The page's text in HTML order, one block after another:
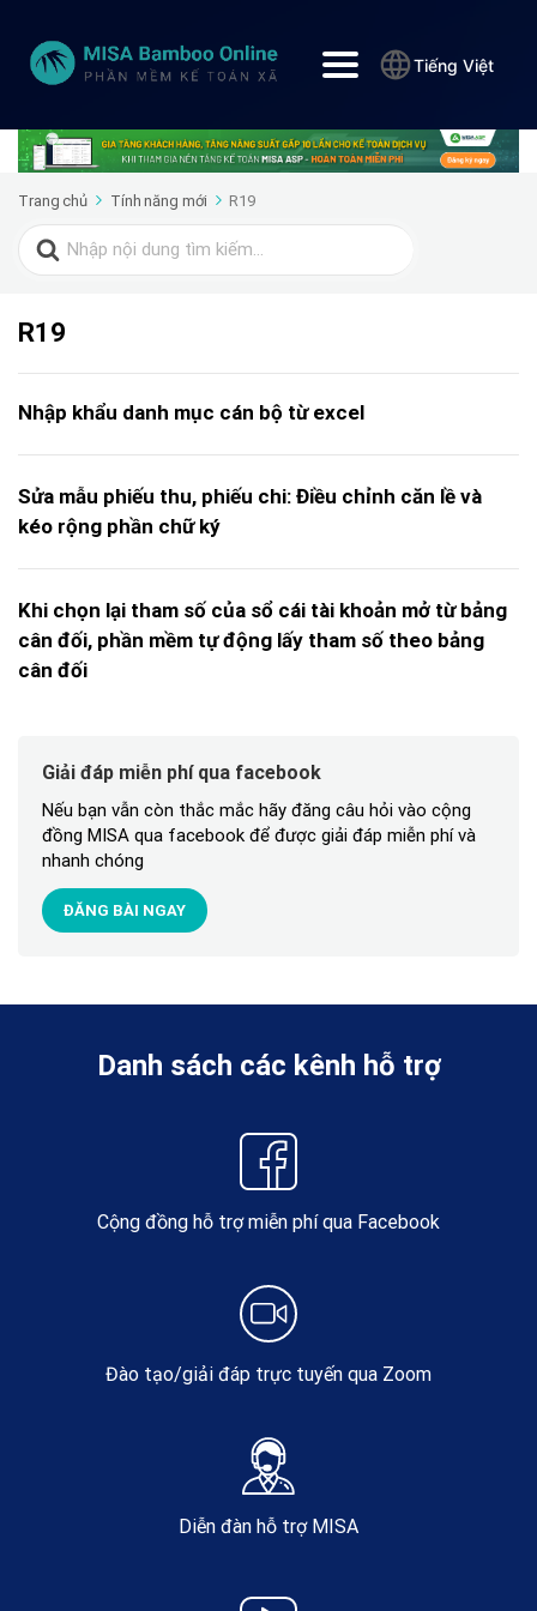
Tiếng Việt
Trang chủ Tính năng mới R19
Search
for:
R19
Nhập khẩu danh mục cán bộ từ excel
Sửa mẫu phiếu thu, phiếu chi: Điều chỉnh căn lề và
kéo rộng phần chữ ký
Khi chọn lại tham số của sổ cái tài khoản mở từ bảng
cân đối, phần mềm tự động lấy tham số theo bảng
cân đối
Giải đáp miễn phí qua facebook
Nếu bạn vẫn còn thắc mắc hãy đăng câu hỏi vào cộng
đồng MISA qua facebook để được giải đáp miễn phí và
nhanh chóng
ĐĂNG BÀI NGAY
Danh sách các kênh hỗ trợ
Cộng đồng hỗ trợ miễn phí qua Facebook
Đào tạo/giải đáp trực tuyến qua Zoom
Diễn đàn hỗ trợ MISA